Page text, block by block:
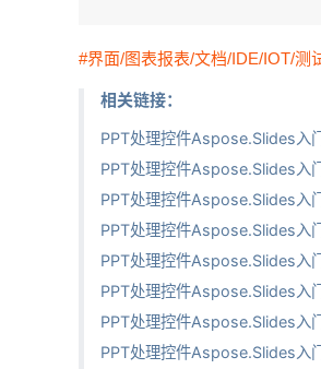
#界面/图表报表/文档/IDE/IOT/测
相关链接：
PPT处理控件Aspose.Slides入
PPT处理控件Aspose.Slides入
PPT处理控件Aspose.Slides入
PPT处理控件Aspose.Slides入
PPT处理控件Aspose.Slides入
PPT处理控件Aspose.Slides入
PPT处理控件Aspose.Slides入
PPT处理控件Aspose.Slides入